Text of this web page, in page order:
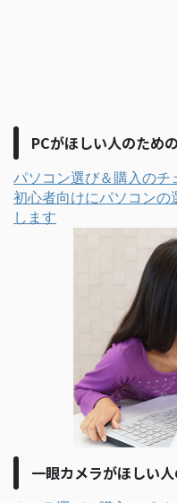
PCがほしい人のため
パソコン選び＆購入のチ
初心者向けにパソコン
します
一眼カメラがほしい